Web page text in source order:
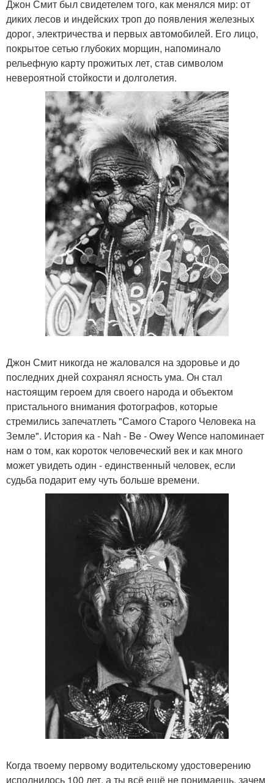
Джон Смит был свидетелем того, как менялся мир: от
диких лесов и индейских троп до появления железных
дорог, электричества и первых автомобилей. Его лицо,
покрытое сетью глубоких морщин, напоминало
рельефную карту прожитых лет, став символом
невероятной стойкости и долголетия.
Джон Смит никогда не жаловался на здоровье и до
последних дней сохранял ясность ума. Он стал
настоящим героем для своего народа и объектом
пристального внимания фотографов, которые
стремились запечатлеть "Самого Старого Человека на
Земле". История ка - Nah - Be - Owey Wence напоминает
нам о том, как короток человеческий век и как много
может увидеть один - единственный человек, если
судьба подарит ему чуть больше времени.
Когда твоему первому водительскому удостоверению
исполнилось 100 лет, а ты всё ещё не понимаешь, зачем